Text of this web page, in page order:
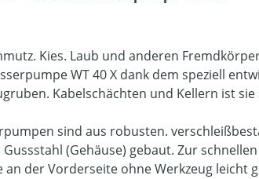
Kies. Laub und anderen
WT 40 X dank dem speziell
Kabelschächten und Kellern ist sie
sind aus robusten.
(Gehäuse) gebaut. Zur
an der Vorderseite ohne Werkzeug leicht